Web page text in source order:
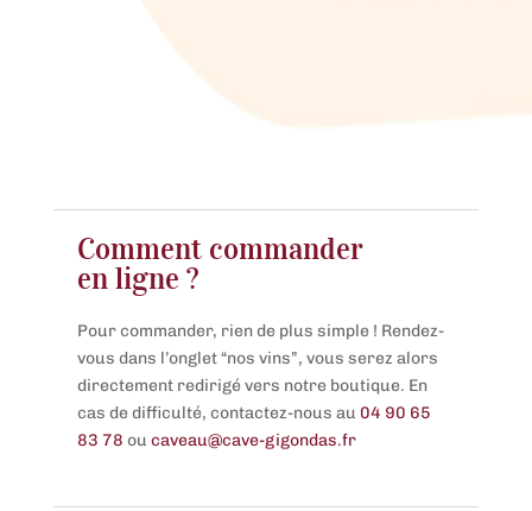
Comment commander
en ligne ?
Pour commander, rien de plus simple ! Rendez-
vous dans l’onglet “nos vins”, vous serez alors
directement redirigé vers notre boutique. En
cas de difficulté, contactez-nous au 04 90 65
83 78 ou caveau@cave-gigondas.fr